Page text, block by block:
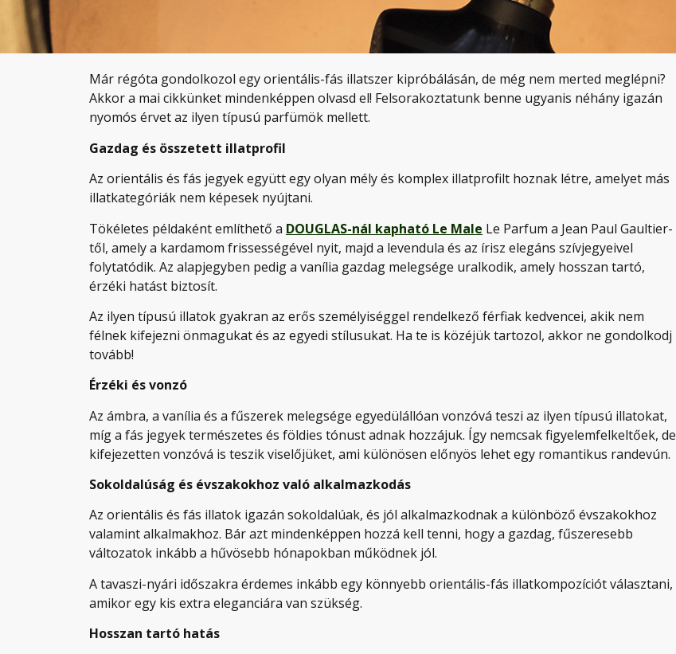
Már régóta gondolkozol egy orientális-fás illatszer kipróbálásán, de még nem merted meglépni?
Akkor a mai cikkünket mindenképpen olvasd el! Felsorakoztatunk benne ugyanis néhány igazán
nyomós érvet az ilyen típusú parfümök mellett.
Gazdag és összetett illatprofil
Az orientális és fás jegyek együtt egy olyan mély és komplex illatprofilt hoznak létre, amelyet más
illatkategóriák nem képesek nyújtani.
Tökéletes példaként említhető a DOUGLAS-nál kapható Le Male Le Parfum a Jean Paul Gaultier-
től, amely a kardamom frissességével nyit, majd a levendula és az írisz elegáns szívjegyeivel
folytatódik. Az alapjegyben pedig a vanília gazdag melegsége uralkodik, amely hosszan tartó,
érzéki hatást biztosít.
Az ilyen típusú illatok gyakran az erős személyiséggel rendelkező férfiak kedvencei, akik nem
félnek kifejezni önmagukat és az egyedi stílusukat. Ha te is közéjük tartozol, akkor ne gondolkodj
tovább!
Érzéki és vonzó
Az ámbra, a vanília és a fűszerek melegsége egyedülállóan vonzóvá teszi az ilyen típusú illatokat,
míg a fás jegyek természetes és földies tónust adnak hozzájuk. Így nemcsak figyelemfelkeltőek, de
kifejezetten vonzóvá is teszik viselőjüket, ami különösen előnyös lehet egy romantikus randevún.
Sokoldalúság és évszakokhoz való alkalmazkodás
Az orientális és fás illatok igazán sokoldalúak, és jól alkalmazkodnak a különböző évszakokhoz
valamint alkalmakhoz. Bár azt mindenképpen hozzá kell tenni, hogy a gazdag, fűszeresebb
változatok inkább a hűvösebb hónapokban működnek jól.
A tavaszi-nyári időszakra érdemes inkább egy könnyebb orientális-fás illatkompozíciót választani,
amikor egy kis extra eleganciára van szükség.
Hosszan tartó hatás